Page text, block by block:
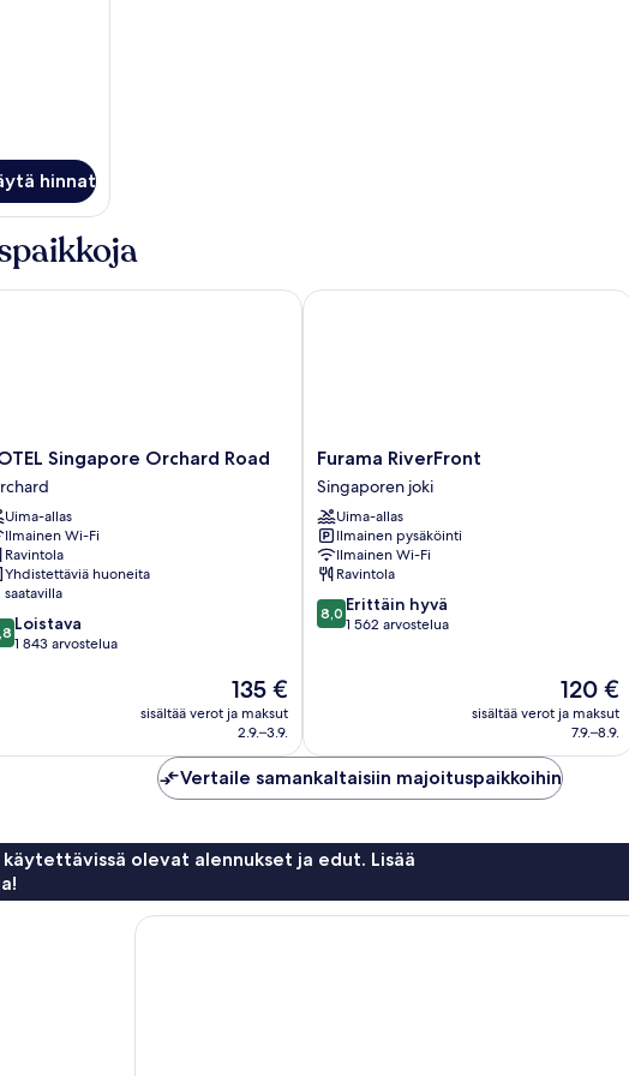
hinnat
Singapore Orchard Road
Uima-allas
Ilmainen Wi-Fi
Ravintola
Yhdistettäviä huoneita
saatavilla
Loistava
1 843 arvostelua
Hinta
on
135 €
135 €
sisältää verot ja maksut
2.9.–3.9.
Singapore Orchard Road
Furama
RiverFront
Singaporen
joki
Furama RiverFront
Singaporen joki
Uima-allas
Ilmainen pysäköinti
Ilmainen Wi-Fi
Ravintola
8.0
kautta
8,0 Erittäin hyvä
1 562 arvostelua
Hinta
on
120 €
120 €
sisältää verot ja maksut
7.9.–8.9.
Furama RiverFront
Vertaile samankaltaisiin majoituspaikkoihin
käytettävissä olevat alennukset ja edut. Lisää